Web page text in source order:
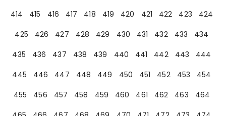
414
415 416 417 418 419 420 421 422 423
424
425
426 427 428 429 430 431 432 433
434
435
436 437 438 439 440 441 442 443
444
445
446 447 448 449 450 451 452 453
454
455
456 457 458 459 460 461 462 463
464